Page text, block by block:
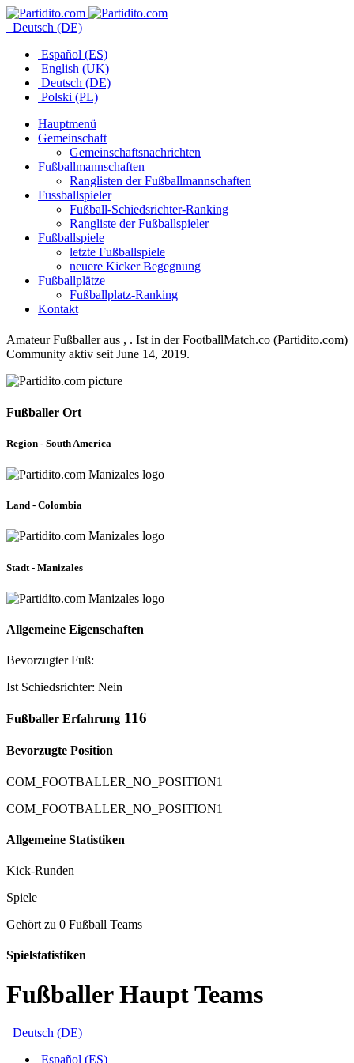
Deutsch (DE)
Español (ES)
English (UK)
Deutsch (DE)
Polski (PL)
Hauptmenü
Gemeinschaft
Gemeinschaftsnachrichten
Fußballmannschaften
Ranglisten der Fußballmannschaften
Fussballspieler
Fußball-Schiedsrichter-Ranking
Rangliste der Fußballspieler
Fußballspiele
letzte Fußballspiele
neuere Kicker Begegnung
Fußballplätze
Fußballplatz-Ranking
Kontakt
Amateur Fußballer aus , . Ist in der FootballMatch.co (Partidito.com)
Community aktiv seit June 14, 2019.
Fußballer Ort
Region - South America
Land - Colombia
Stadt - Manizales
Allgemeine Eigenschaften
Bevorzugter Fuß:
Ist Schiedsrichter: Nein
Fußballer Erfahrung 116
Bevorzugte Position
COM_FOOTBALLER_NO_POSITION1
COM_FOOTBALLER_NO_POSITION1
Allgemeine Statistiken
Kick-Runden
Spiele
Gehört zu 0 Fußball Teams
Spielstatistiken
Fußballer Haupt Teams
Deutsch (DE)
Español (ES)